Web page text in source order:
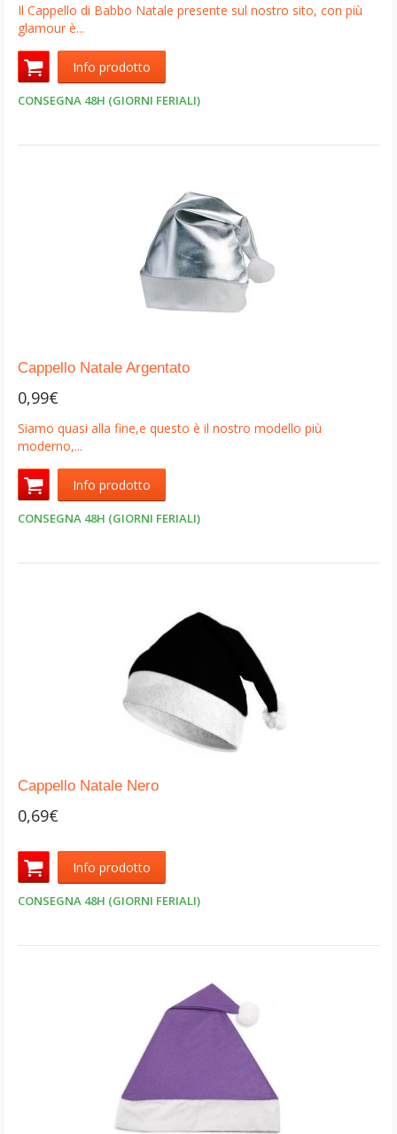
Il Cappello di Babbo Natale presente sul nostro sito, con più
glamour è...
Info prodotto
CONSEGNA 48H (GIORNI FERIALI)
Cappello Natale Argentato
0,99€
Siamo quasi alla fine,e questo è il nostro modello più
moderno,...
Info prodotto
CONSEGNA 48H (GIORNI FERIALI)
Cappello Natale Nero
0,69€
Info prodotto
CONSEGNA 48H (GIORNI FERIALI)